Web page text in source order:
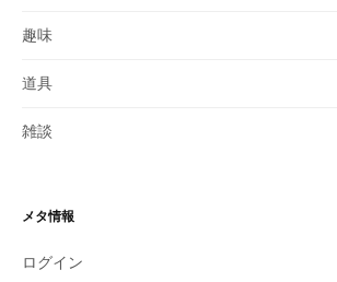
趣味
道具
雑談
メタ情報
ログイン